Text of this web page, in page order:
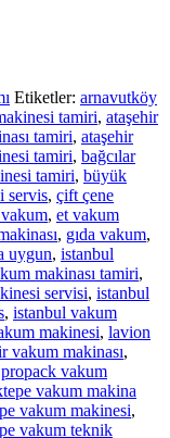
Etiketler: arnavutköy
tamiri, ataşehir
tamiri, ataşehir
tamiri, bağcılar
tamiri, büyük
servis, çift çene
, et vakum
, gıda vakum,
uygun, istanbul
makinası tamiri,
servisi, istanbul
, istanbul vakum
makinesi, lavion
vakum makinası,
propack vakum
vakum makina
vakum makinesi,
vakum teknik